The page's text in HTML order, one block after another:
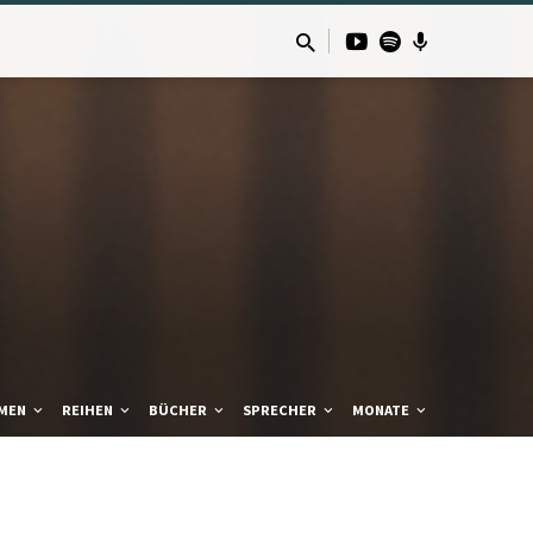
REIHEN BÜCHER SPRECHER MONATE